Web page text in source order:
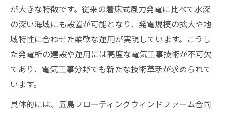
が大きな特徴です。従来の着床式風力発電に比べて水深
の深い海域にも設置が可能となり、発電規模の拡大や地
域特性に合わせた柔軟な運用が実現しています。こうし
た発電所の建設や運用には高度な電気工事技術が不可欠
であり、電気工事分野でも新たな技術革新が求められて
います。
具体的には、五島フローティングウィンドファーム合同